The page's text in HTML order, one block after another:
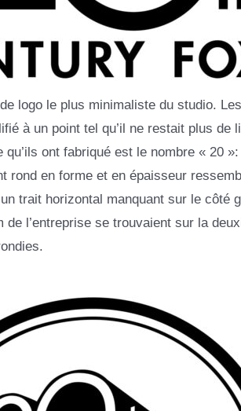
logo le plus minimaliste du studio.
à un point tel qu’il ne restait plus de
ont fabriqué est le nombre « 20
rond en forme et en épaisseur
trait horizontal manquant sur le côté
l’entreprise se trouvaient sur la